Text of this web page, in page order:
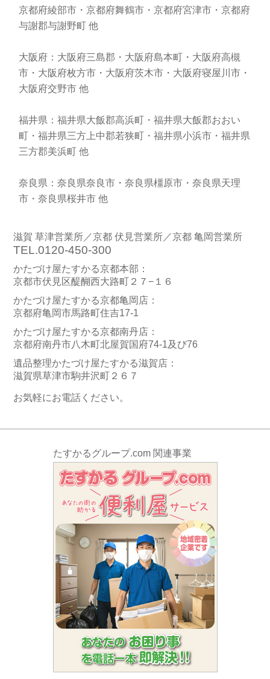
京都府綾部市・京都府舞鶴市・京都府宮津市・京都府
与謝郡与謝野町 他
大阪府：大阪府三島郡・大阪府島本町・大阪府高槻
市・大阪府枚方市・大阪府茨木市・大阪府寝屋川市・
大阪府交野市 他
福井県：福井県大飯郡高浜町・福井県大飯郡おおい
町・福井県三方上中郡若狭町・福井県小浜市・福井県
三方郡美浜町 他
奈良県：奈良県奈良市・奈良県橿原市・奈良県天理
市・奈良県桜井市 他
滋賀 草津営業所／京都 伏見営業所／京都 亀岡営業所
TEL.0120-450-300
かたづけ屋たすかる京都本部：
京都市伏見区醍醐西大路町２７−１６
かたづけ屋たすかる京都亀岡店：
京都府亀岡市馬路町住吉17-1
かたづけ屋たすかる京都南丹店：
京都府南丹市八木町北屋賀国府74-1及び76
遺品整理かたづけ屋たすかる滋賀店：
滋賀県草津市駒井沢町２６７
お気軽にお電話ください。
たすかるグループ.com 関連事業